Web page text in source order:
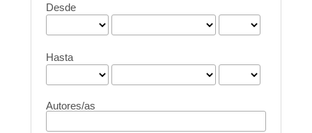
Desde
Hasta
Autores/as